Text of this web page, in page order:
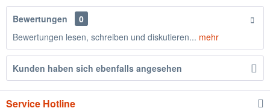
Bewertungen
0
Bewertungen lesen, schreiben und diskutieren... mehr
Kunden haben sich ebenfalls angesehen
Service Hotline